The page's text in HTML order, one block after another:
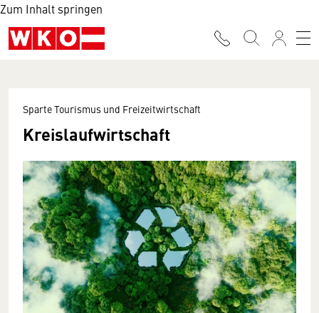
Zum Inhalt springen
Sparte Tourismus und Freizeitwirtschaft
Kreislaufwirtschaft